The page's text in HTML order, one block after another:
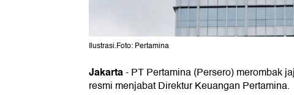
Ilustrasi.Foto: Pertamina
Jakarta-PT Pertamina (Persero) merombak
resmi menjabat Direktur Keuangan Pertamina.